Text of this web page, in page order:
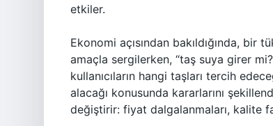
etkiler.
Ekonomi açısından bakıldığında,
amaçla sergilerken, “taş suya girer
kullanıcıların hangi taşları tercih
alacağı konusunda kararlarını
değiştirir: fiyat dalgalanmaları, kalite